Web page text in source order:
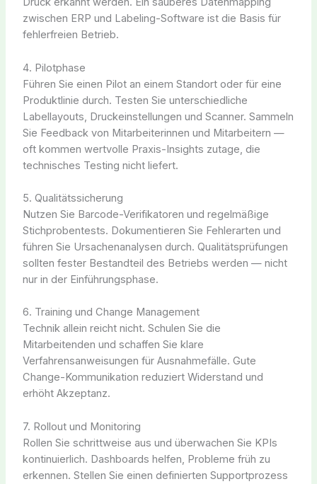
zwischen ERP und Labeling-Software ist die Basis für
fehlerfreien Betrieb.
4. Pilotphase
Führen Sie einen Pilot an einem Standort oder für eine
Produktlinie durch. Testen Sie unterschiedliche
Labellayouts, Druckeinstellungen und Scanner. Sammeln
Sie Feedback von Mitarbeiterinnen und Mitarbeitern —
oft kommen wertvolle Praxis-Insights zutage, die
technisches Testing nicht liefert.
5. Qualitätssicherung
Nutzen Sie Barcode-Verifikatoren und regelmäßige
Stichprobentests. Dokumentieren Sie Fehlerarten und
führen Sie Ursachenanalysen durch. Qualitätsprüfungen
sollten fester Bestandteil des Betriebs werden — nicht
nur in der Einführungsphase.
6. Training und Change Management
Technik allein reicht nicht. Schulen Sie die
Mitarbeitenden und schaffen Sie klare
Verfahrensanweisungen für Ausnahmefälle. Gute
Change-Kommunikation reduziert Widerstand und
erhöht Akzeptanz.
7. Rollout und Monitoring
Rollen Sie schrittweise aus und überwachen Sie KPIs
kontinuierlich. Dashboards helfen, Probleme früh zu
erkennen. Stellen Sie einen definierten Supportprozess